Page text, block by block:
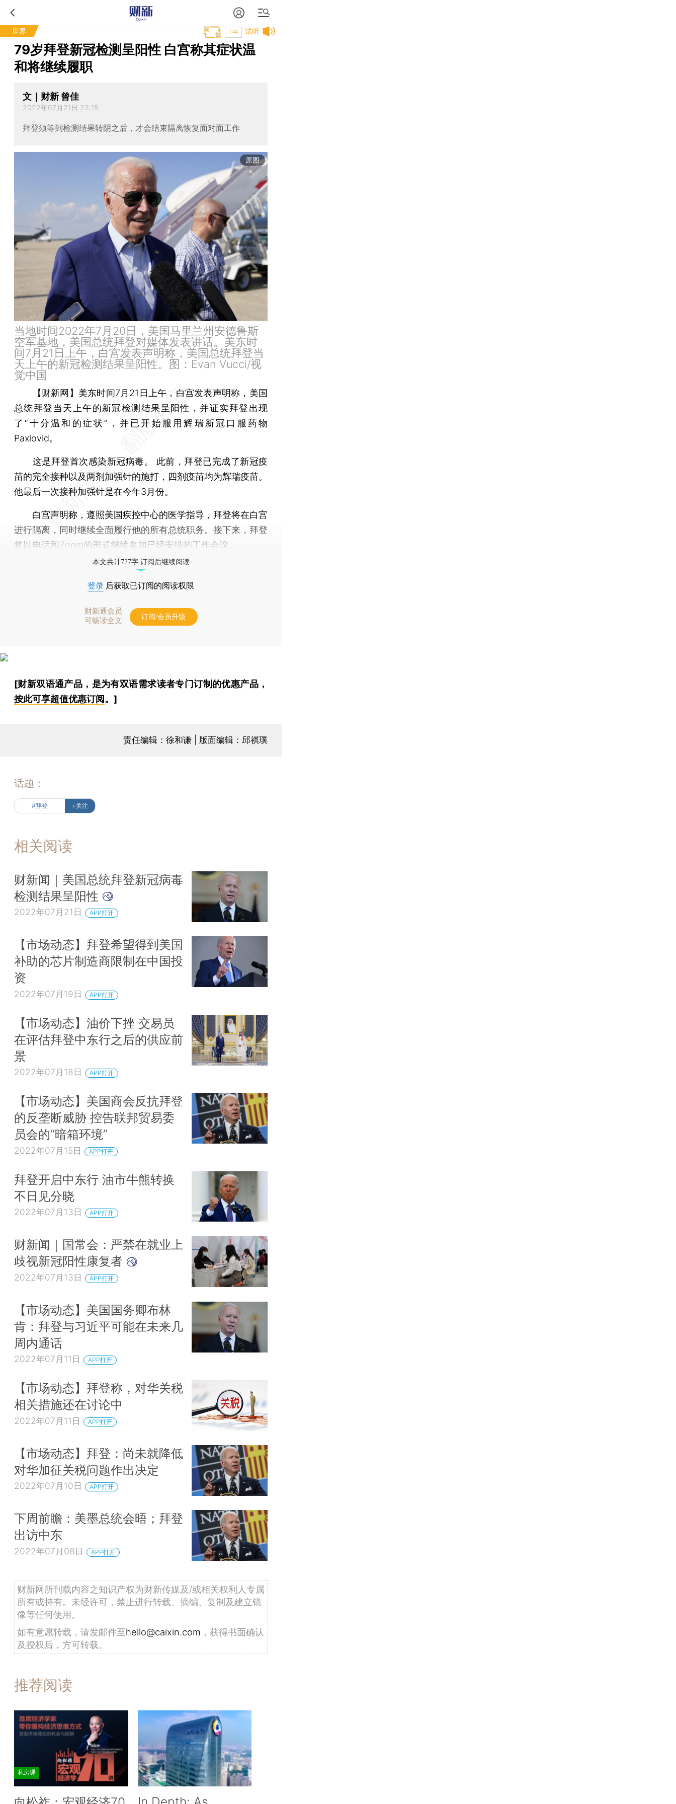
世界 试听
T中
79岁拜登新冠检测呈阳性 白宫称其症状温
和将继续履职
文｜财新 曾佳
2022年07月21日 23:15
拜登须等到检测结果转阴之后，才会结束隔离恢复面对面工作
原图
当地时间2022年7月20日，美国马里兰州安德鲁斯
空军基地，美国总统拜登对媒体发表讲话。美东时
间7月21日上午，白宫发表声明称，美国总统拜登当
天上午的新冠检测结果呈阳性。图：Evan Vucci/视
觉中国
【财新网】 美东时间7月21日上午，白宫发表声明称，美国
总统拜登当天上午的新冠检测结果呈阳性，并证实拜登出现
了“十分温和的症状”，并已开始服用辉瑞新冠口服药物
Paxlovid。
这是拜登首次感染新冠病毒。 此前，拜登已完成了新冠疫
苗的完全接种以及两剂加强针的施打，四剂疫苗均为辉瑞疫苗。
他最后一次接种加强针是在今年3月份。
白宫声明称，遵照美国疾控中心的医学指导，拜登将在白宫
进行隔离，同时继续全面履行他的所有总统职务。接下来，拜登
将以电话和Zoom的形式继续参加已经安排的工作会议。
本文共计727字 订阅后继续阅读
登录 后获取已订阅的阅读权限
财新通会员
可畅读全文
订阅/会员升级
[财新双语通产品，是为有双语需求读者专门订制的优惠产品，
按此可享超值优惠订阅。]
责任编辑：徐和谦 | 版面编辑：邱祺璞
话题：
#拜登 +关注
相关阅读
财新闻｜美国总统拜登新冠病毒
检测结果呈阳性
2022年07月21日 APP打开
【市场动态】拜登希望得到美国
补助的芯片制造商限制在中国投
资
2022年07月19日 APP打开
【市场动态】油价下挫 交易员
在评估拜登中东行之后的供应前
景
2022年07月18日 APP打开
【市场动态】美国商会反抗拜登
的反垄断威胁 控告联邦贸易委
员会的“暗箱环境”
2022年07月15日 APP打开
拜登开启中东行 油市牛熊转换
不日见分晓
2022年07月13日 APP打开
财新闻｜国常会：严禁在就业上
歧视新冠阳性康复者
2022年07月13日 APP打开
【市场动态】美国国务卿布林
肯：拜登与习近平可能在未来几
周内通话
2022年07月11日 APP打开
【市场动态】拜登称，对华关税
相关措施还在讨论中
2022年07月11日 APP打开
【市场动态】拜登：尚未就降低
对华加征关税问题作出决定
2022年07月10日 APP打开
下周前瞻：美墨总统会晤；拜登
出访中东
2022年07月08日 APP打开
财新网所刊载内容之知识产权为财新传媒及/或相关权利人专属
所有或持有。未经许可，禁止进行转载、摘编、复制及建立镜
像等任何使用。
如有意愿转载，请发邮件至hello@caixin.com ，获得书面确认
及授权后，方可转载。
推荐阅读
私房课